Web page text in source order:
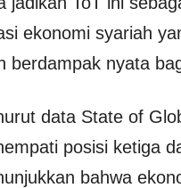
ekonomi syariah
berdampak nyata
data State of
posisi ketiga
bahwa